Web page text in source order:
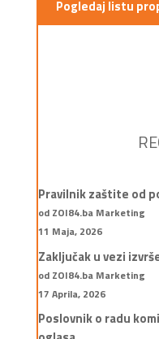
Pogledaj listu
Pravilnik zaštite od
od ZOI84.ba Marketing
11 Maja, 2026
Zaključak u vezi
od ZOI84.ba Marketing
17 Aprila, 2026
Poslovnik o radu